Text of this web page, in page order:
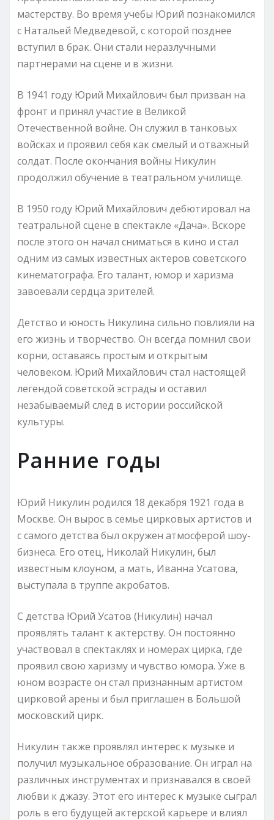
мастерству. Во время учебы Юрий познакомился
с Натальей Медведевой, с которой позднее
вступил в брак. Они стали неразлучными
партнерами на сцене и в жизни.
В 1941 году Юрий Михайлович был призван на
фронт и принял участие в Великой
Отечественной войне. Он служил в танковых
войсках и проявил себя как смелый и отважный
солдат. После окончания войны Никулин
продолжил обучение в театральном училище.
В 1950 году Юрий Михайлович дебютировал на
театральной сцене в спектакле «Дача». Вскоре
после этого он начал сниматься в кино и стал
одним из самых известных актеров советского
кинематографа. Его талант, юмор и харизма
завоевали сердца зрителей.
Детство и юность Никулина сильно повлияли на
его жизнь и творчество. Он всегда помнил свои
корни, оставаясь простым и открытым
человеком. Юрий Михайлович стал настоящей
легендой советской эстрады и оставил
незабываемый след в истории российской
культуры.
Ранние годы
Юрий Никулин родился 18 декабря 1921 года в
Москве. Он вырос в семье цирковых артистов и
с самого детства был окружен атмосферой шоу-
бизнеса. Его отец, Николай Никулин, был
известным клоуном, а мать, Иванна Усатова,
выступала в труппе акробатов.
С детства Юрий Усатов (Никулин) начал
проявлять талант к актерству. Он постоянно
участвовал в спектаклях и номерах цирка, где
проявил свою харизму и чувство юмора. Уже в
юном возрасте он стал признанным артистом
цирковой арены и был приглашен в Большой
московский цирк.
Никулин также проявлял интерес к музыке и
получил музыкальное образование. Он играл на
различных инструментах и признавался в своей
любви к джазу. Этот его интерес к музыке сыграл
роль в его будущей актерской карьере и влиял